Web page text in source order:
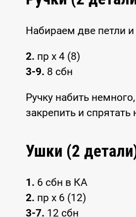
Набираем две петли
2. пр x 4 (8)
3-9. 8 сбн
Ручку набить
закрепить и спрятать
Ушки (2
1. 6 сбн в КА
2. пр x 6 (12)
3-7. 12 сбн